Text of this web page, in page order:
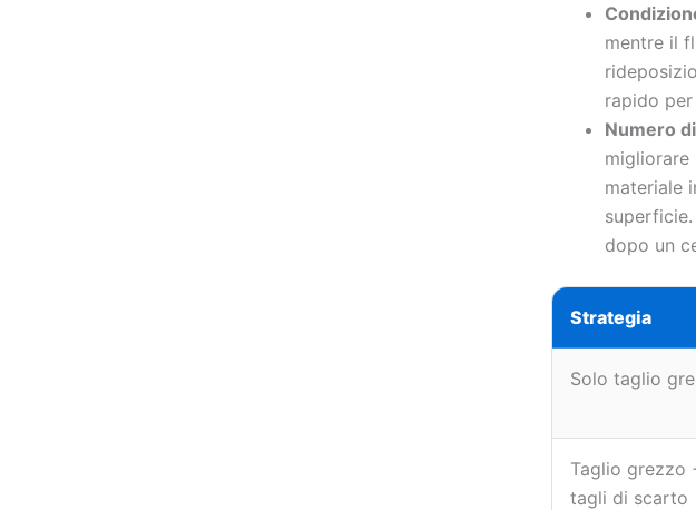
mentre il
rapido
Numero
materiale
dopo un
Strategia
Solo taglio
Taglio grezzo
tagli di scarto